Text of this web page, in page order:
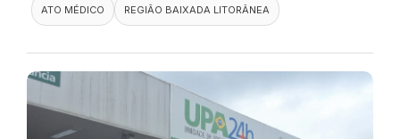
ATO MÉDICO
REGIÃO BAIXADA LITORÂNEA